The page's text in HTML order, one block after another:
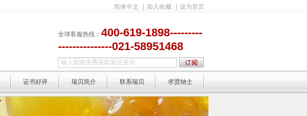
简体中文 加入收藏 设为首页
全球客服热线： 400-619-1898---------
---------------021-58951468
证书好评 瑞贝简介 联系瑞贝 求贤纳士